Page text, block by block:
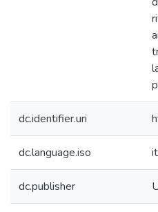
dc.identifier.uri
dc.language.iso it
dc.publisher